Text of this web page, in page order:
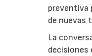
preventiva
de nuevas
La
decisiones